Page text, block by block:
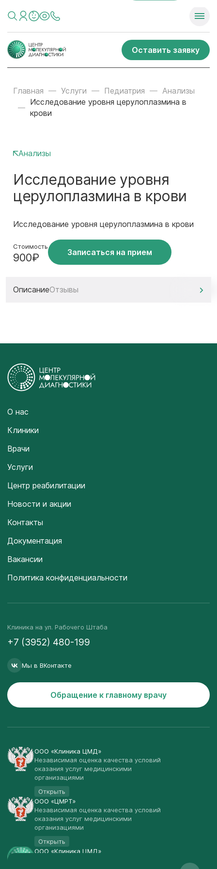
Оставить заявку
Главная Услуги Педиатрия
Анализы
Исследование уровня церулоплазмина в
крови
Анализы
Исследование уровня
церулоплазмина в крови
Исследование уровня церулоплазмина в крови
Стоимость
900₽ Записаться на прием
ОписаниеОтзывы
О нас
Клиники
Врачи
Услуги
Центр реабилитации
Новости и акции
Контакты
Документация
Вакансии
Политика конфиденциальности
Клиника на ул. Рабочего Штаба
+7 (3952) 480-199
Мы в ВКонтакте
Обращение к главному врачу
ООО «Клиника ЦМД»
Независимая оценка качества условий
оказания услуг медицинскими
организациями
Открыть
ООО «ЦМРТ»
Независимая оценка качества условий
оказания услуг медицинскими
организациями
Открыть
ООО «Клиника ЦМД»